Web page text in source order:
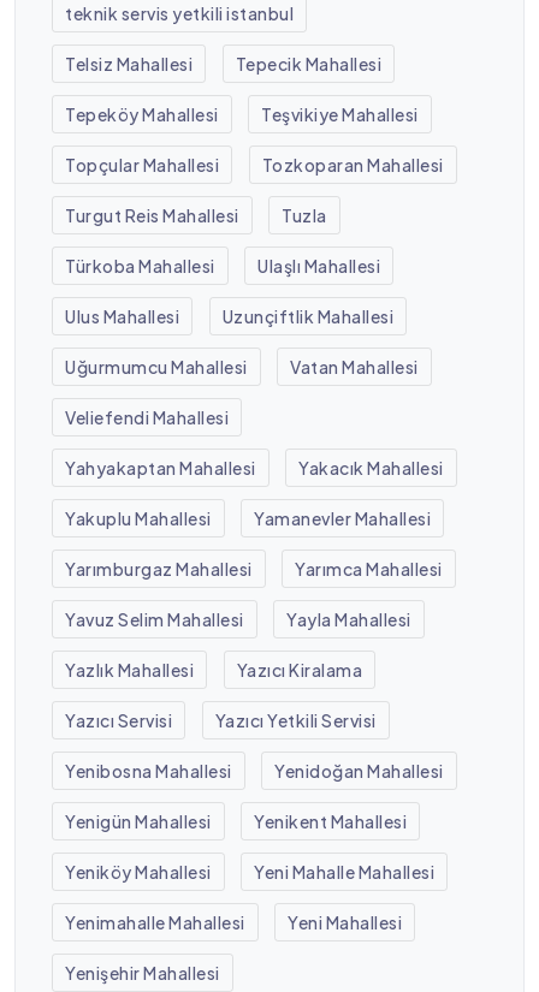
teknik servis yetkili istanbul
Telsiz Mahallesi Tepecik Mahallesi
Tepeköy Mahallesi Teşvikiye Mahallesi
Topçular Mahallesi Tozkoparan Mahallesi
Turgut Reis Mahallesi Tuzla
Türkoba Mahallesi Ulaşlı Mahallesi
Ulus Mahallesi Uzunçiftlik Mahallesi
Uğurmumcu Mahallesi Vatan Mahallesi
Veliefendi Mahallesi
Yahyakaptan Mahallesi Yakacık Mahallesi
Yakuplu Mahallesi Yamanevler Mahallesi
Yarımburgaz Mahallesi Yarımca Mahallesi
Yavuz Selim Mahallesi Yayla Mahallesi
Yazlık Mahallesi Yazıcı Kiralama
Yazıcı Servisi Yazıcı Yetkili Servisi
Yenibosna Mahallesi Yenidoğan Mahallesi
Yenigün Mahallesi Yenikent Mahallesi
Yeniköy Mahallesi Yeni Mahalle Mahallesi
Yenimahalle Mahallesi Yeni Mahallesi
Yenişehir Mahallesi